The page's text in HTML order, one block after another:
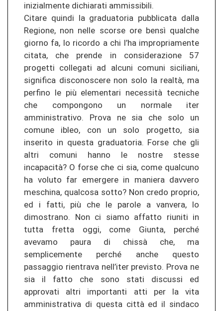
inizialmente dichiarati ammissibili.
Citare quindi la graduatoria pubblicata dalla
Regione, non nelle scorse ore bensì qualche
giorno fa, lo ricordo a chi l’ha impropriamente
citata, che prende in considerazione 57
progetti collegati ad alcuni comuni siciliani,
significa disconoscere non solo la realtà, ma
perfino le più elementari necessità tecniche
che compongono un normale iter
amministrativo. Prova ne sia che solo un
comune ibleo, con un solo progetto, sia
inserito in questa graduatoria. Forse che gli
altri comuni hanno le nostre stesse
incapacità? O forse che ci sia, come qualcuno
ha voluto far emergere in maniera davvero
meschina, qualcosa sotto? Non credo proprio,
ed i fatti, più che le parole a vanvera, lo
dimostrano. Non ci siamo affatto riuniti in
tutta fretta oggi, come Giunta, perché
avevamo paura di chissà che, ma
semplicemente perché anche questo
passaggio rientrava nell’iter previsto. Prova ne
sia il fatto che sono stati discussi ed
approvati altri importanti atti per la vita
amministrativa di questa città ed il sindaco